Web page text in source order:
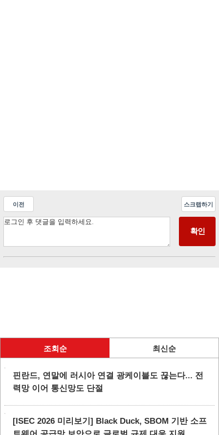
이전 스크랩하기
조회순 최신순
핀란드, 연말에 러시아 연결 광케이블도 끊는다... 전
력망 이어 통신망도 단절
[ISEC 2026 미리보기] Black Duck, SBOM 기반 소프